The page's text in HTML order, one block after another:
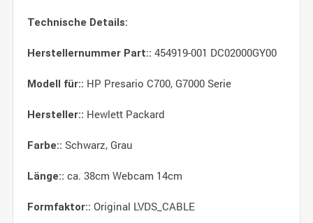
Technische Details:
Herstellernummer Part:: 454919-001 DC02000GY00
Modell für:: HP Presario C700, G7000 Serie
Hersteller:: Hewlett Packard
Farbe:: Schwarz, Grau
Länge:: ca. 38cm Webcam 14cm
Formfaktor:: Original LVDS_CABLE